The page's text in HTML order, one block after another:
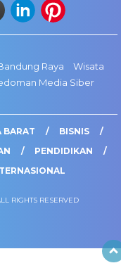
Raya
Wisata
Media Siber
BARAT
BISNIS
PENDIDIKAN
RIGHTS RESERVED